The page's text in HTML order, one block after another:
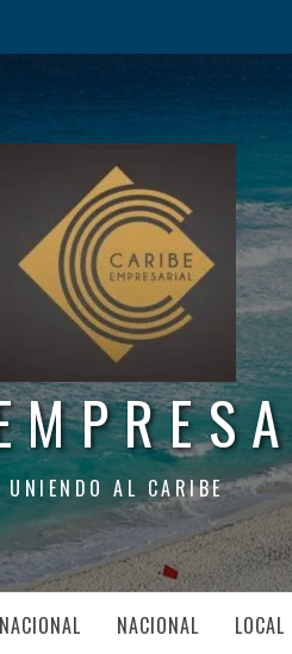
UNIENDO AL CARIBE
NACIONAL LOCAL